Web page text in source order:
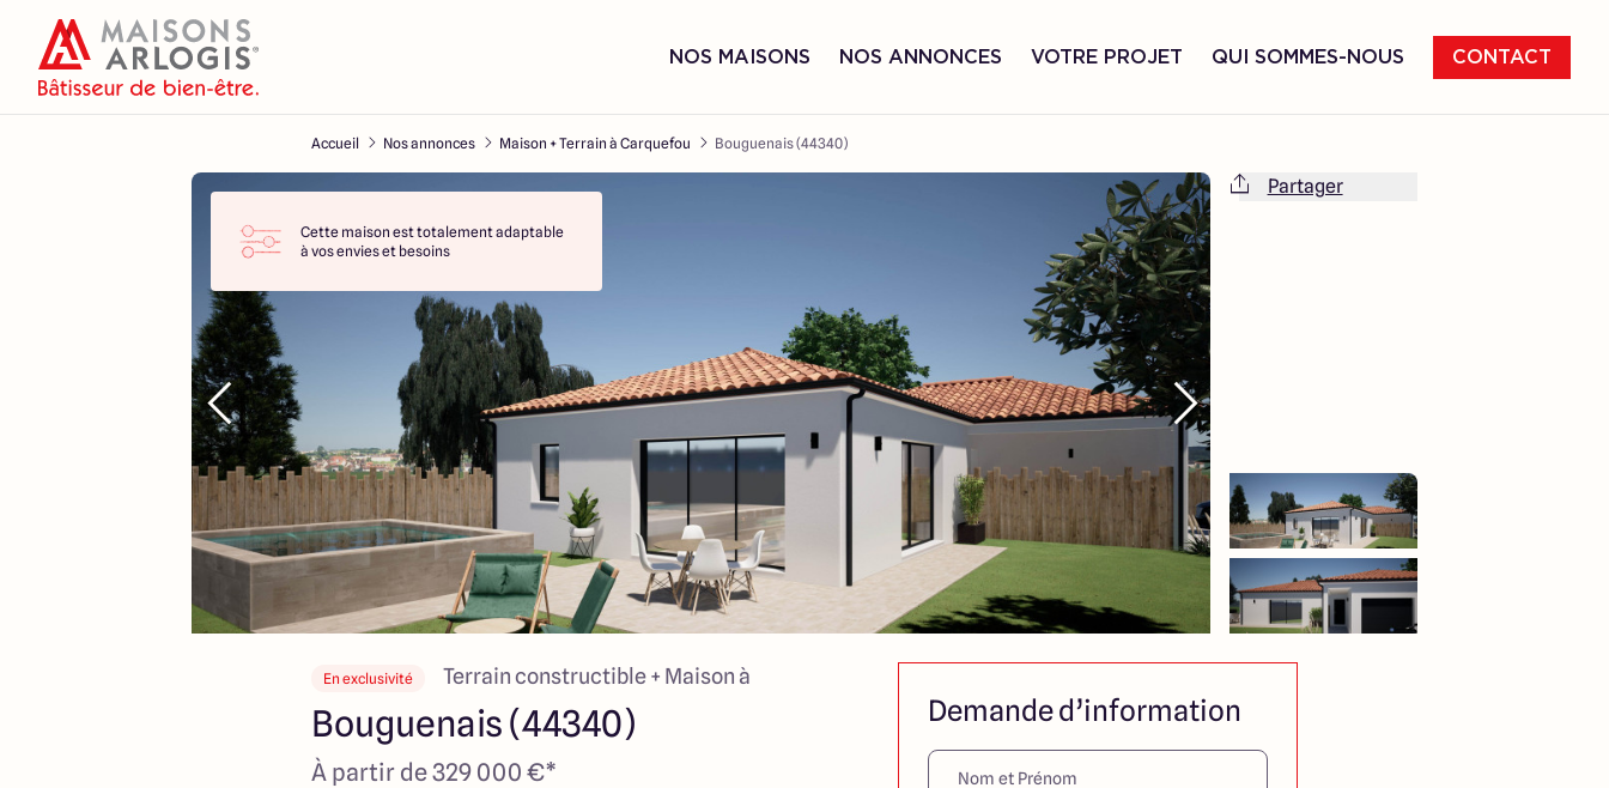
NOS MAISONS NOS ANNONCES VOTRE PROJET QUI SOMMES-NOUS CONTACT
Accueil Nos annonces Maison + Terrain à Carquefou Bouguenais (44340)
Cette maison est totalement adaptable
à vos envies et besoins
Partager
En exclusivité Terrain constructible + Maison à
Bouguenais (44340)
À partir de 329 000 €*
Demande d’information